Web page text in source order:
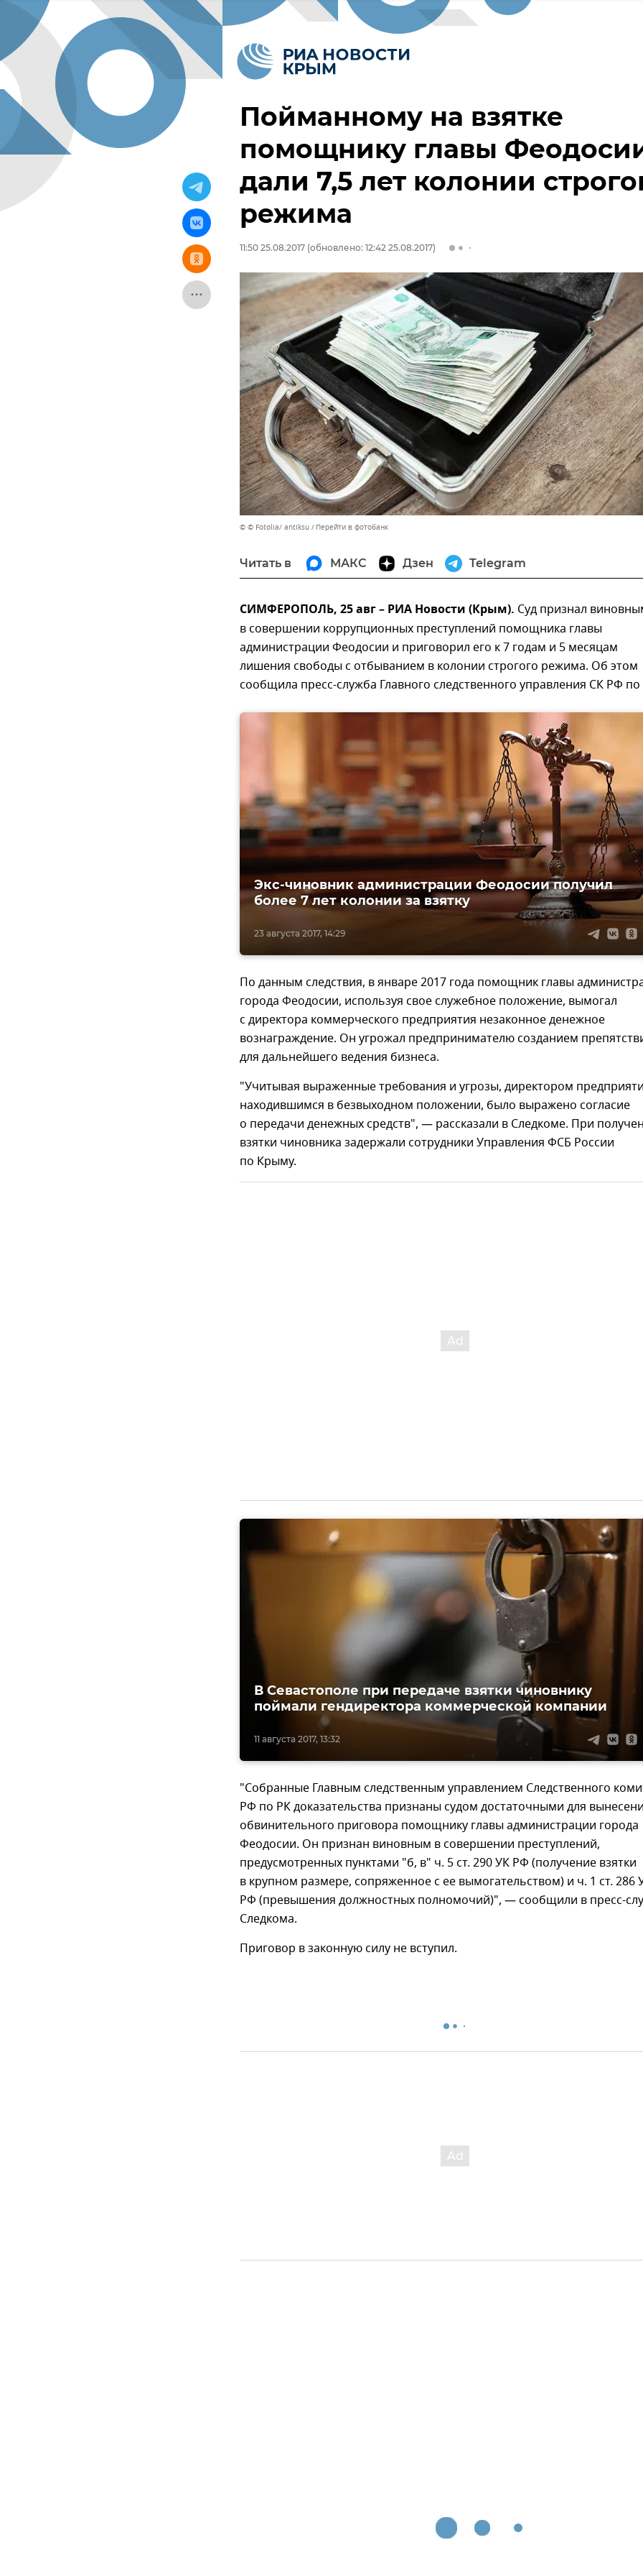
Пойманному на взятке
помощнику главы
дали 7,5 лет колонии
режима
11:50 25.08.2017 (обновлено: 12:42 25.08.2017)
© © Fotolia/ antiksu Перейти в фотобанк
Читать в МАКС Дзен Telegram
СИМФЕРОПОЛЬ, 25 авг – РИА Новости (Крым). Суд признал
в совершении коррупционных преступлений помощника главы
администрации Феодосии и приговорил его к 7 годам и 5 месяцам
лишения свободы с отбыванием в колонии строгого режима. Об этом
сообщила пресс-служба Главного следственного управления СК РФ
23 августа 2017, 14:29
Экс-чиновник администрации Феодосии получил
более 7 лет колонии за взятку
По данным следствия, в январе 2017 года помощник главы
города Феодосии, используя свое служебное положение, вымогал
с директора коммерческого предприятия незаконное денежное
вознаграждение. Он угрожал предпринимателю созданием
для дальнейшего ведения бизнеса.
"Учитывая выраженные требования и угрозы, директором
находившимся в безвыходном положении, было выражено согласие
о передачи денежных средств", — рассказали в Следкоме. При
взятки чиновника задержали сотрудники Управления ФСБ России
по Крыму.
11 августа 2017, 13:32
В Севастополе при передаче взятки чиновнику
поймали гендиректора коммерческой компании
"Собранные Главным следственным управлением Следственного
РФ по РК доказательства признаны судом достаточными для
обвинительного приговора помощнику главы администрации города
Феодосии. Он признан виновным в совершении преступлений,
предусмотренных пунктами "б, в" ч. 5 ст. 290 УК РФ (получение взятки
в крупном размере, сопряженное с ее вымогательством) и ч. 1 ст. 286
РФ (превышения должностных полномочий)", — сообщили в пресс-
Следкома.
Приговор в законную силу не вступил.